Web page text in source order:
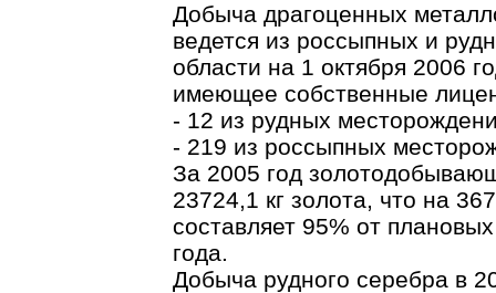
Добыча драгоценных
ведется из россыпных и
области на 1 октября 2006
имеющее собственные
- 12 из рудных
- 219 из россыпных
За 2005 год
23724,1 кг золота, что на
составляет 95% от
года.
Добыча рудного серебра в